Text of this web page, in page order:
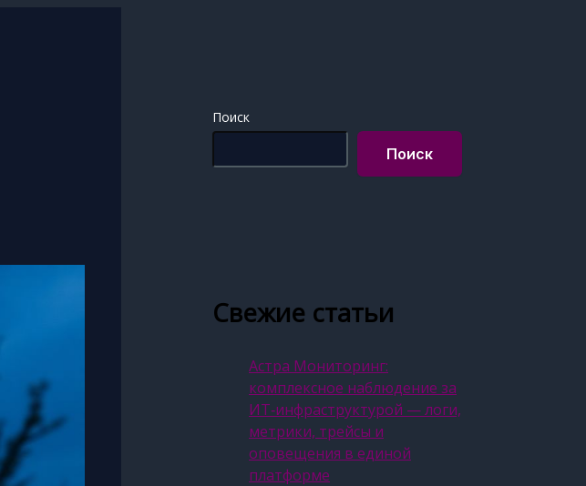
Поиск
Поиск
Свежие статьи
Астра Мониторинг:
комплексное наблюдение за
ИТ‑инфраструктурой — логи,
метрики, трейсы и
оповещения в единой
платформе